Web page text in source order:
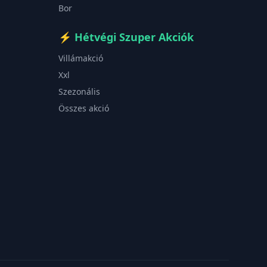
Bor
⚡ Hétvégi Szuper Akciók
Villámakció
Xxl
Szezonális
Összes akció